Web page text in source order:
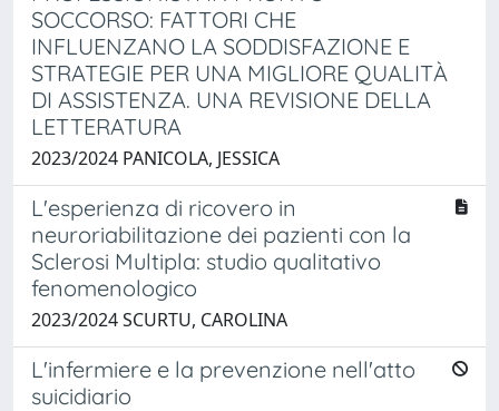
SOCCORSO: FATTORI CHE
INFLUENZANO LA SODDISFAZIONE E
STRATEGIE PER UNA MIGLIORE QUALITÀ
DI ASSISTENZA. UNA REVISIONE DELLA
LETTERATURA
2023/2024 PANICOLA, JESSICA
L'esperienza di ricovero in
neuroriabilitazione dei pazienti con la
Sclerosi Multipla: studio qualitativo
fenomenologico
2023/2024 SCURTU, CAROLINA
L'infermiere e la prevenzione nell'atto
suicidiario